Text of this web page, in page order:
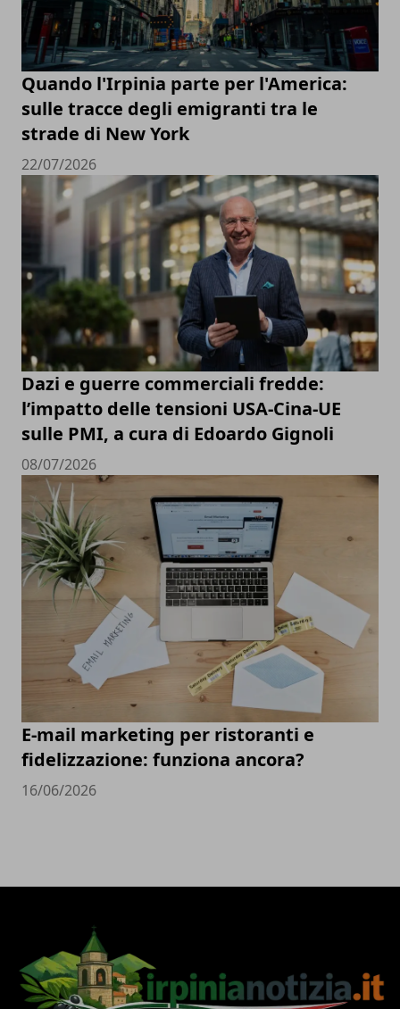
Quando l'Irpinia parte per l'America:
sulle tracce degli emigranti tra le
strade di New York
22/07/2026
Dazi e guerre commerciali fredde:
l’impatto delle tensioni USA-Cina-UE
sulle PMI, a cura di Edoardo Gignoli
08/07/2026
E-mail marketing per ristoranti e
fidelizzazione: funziona ancora?
16/06/2026